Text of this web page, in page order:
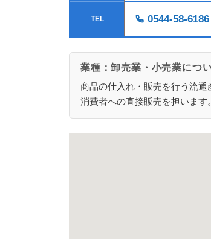
TEL 0544-58-6186
業種：卸売業・小売業につ
商品の仕入れ・販売を行う流
消費者への直接販売を担います。